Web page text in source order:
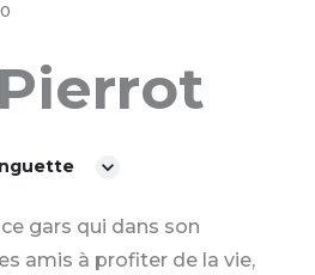
gars qui dans son
amis à profiter de la vie,